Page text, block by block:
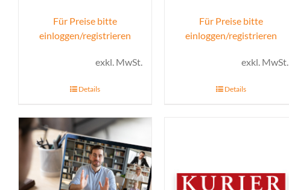
Für Preise bitte
einloggen/registrieren
exkl. MwSt.
Details
Für Preise bitte
einloggen/registrieren
exkl. MwSt.
Details